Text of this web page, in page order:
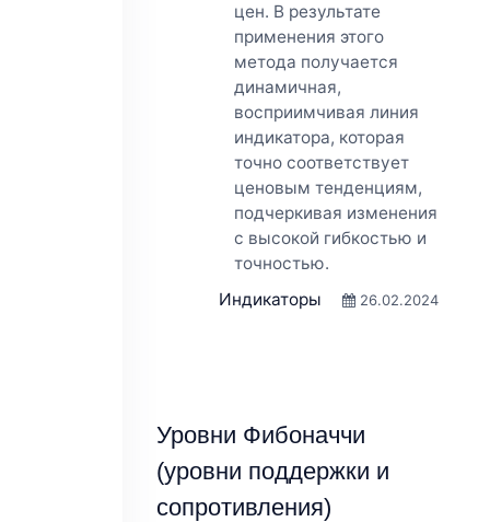
цен. В результате
применения этого
метода получается
динамичная,
восприимчивая линия
индикатора, которая
точно соответствует
ценовым тенденциям,
подчеркивая изменения
с высокой гибкостью и
точностью.
Индикаторы
26.02.2024
Уровни Фибоначчи
(уровни поддержки и
сопротивления)